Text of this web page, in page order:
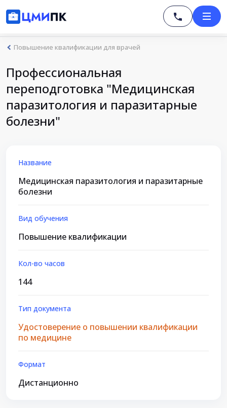
Повышение квалификации для врачей
Профессиональная
переподготовка "Медицинская
паразитология и паразитарные
болезни"
Название
Медицинская паразитология и паразитарные
болезни
Вид обучения
Повышение квалификации
Кол-во часов
144
Тип документа
Удостоверение о повышении квалификации
по медицине
Формат
Дистанционно